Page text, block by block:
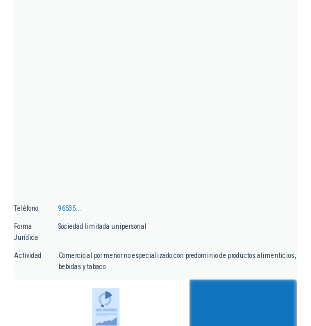
Teléfono 96535...
Forma
Jurídica
Sociedad limitada unipersonal
Actividad
Comercio al por menor no especializado con predominio de productos alimenticios,
bebidas y tabaco